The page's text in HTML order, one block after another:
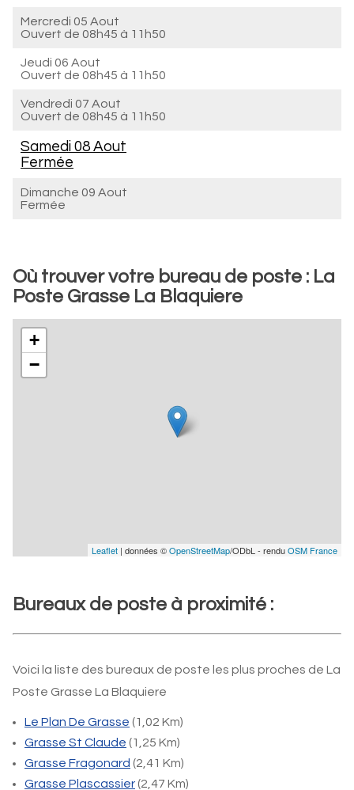
Mercredi 05 Aout
Ouvert de 08h45 à 11h50
Jeudi 06 Aout
Ouvert de 08h45 à 11h50
Vendredi 07 Aout
Ouvert de 08h45 à 11h50
Samedi 08 Aout
Fermée
Dimanche 09 Aout
Fermée
Où trouver votre bureau de poste : La
Poste Grasse La Blaquiere
+
−
Leaflet | données ©OpenStreetMap/ODbL - renduOSM France
Bureaux de poste à proximité :
Voici la liste des bureaux de poste les plus proches de La
Poste Grasse La Blaquiere
Le Plan De Grasse (1,02 Km)
Grasse St Claude (1,25 Km)
Grasse Fragonard (2,41 Km)
Grasse Plascassier(2,47 Km)